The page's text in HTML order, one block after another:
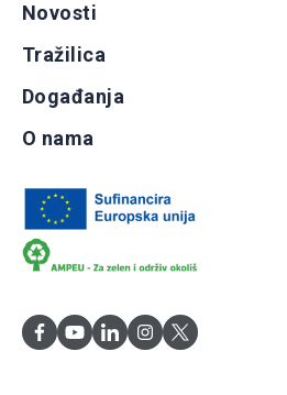
Novosti
Tražilica
Događanja
O nama